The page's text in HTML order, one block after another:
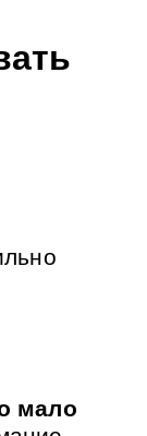
мало